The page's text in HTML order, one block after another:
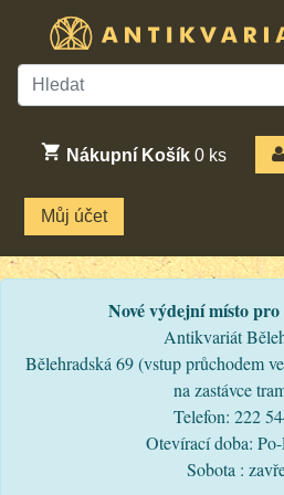
Nákupní Košík 0 ks
Můj účet
Nové výdejní místo
Antikvariát
Bělehradská 69 (vstup průchodem
na zastávce
Telefon: 222
Otevírací doba:
Sobota :